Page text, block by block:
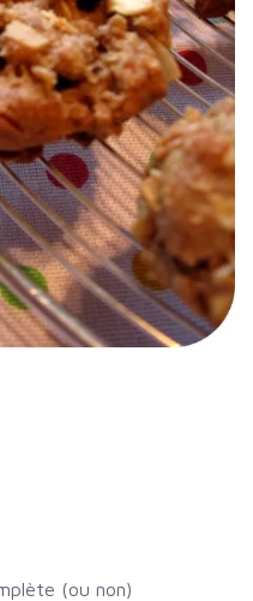
(ou non)